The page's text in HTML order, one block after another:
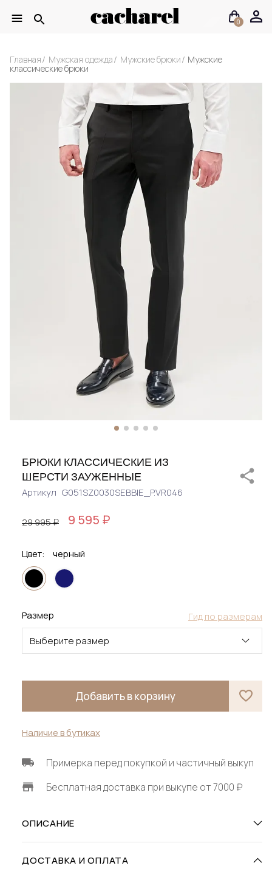
0
Главная Мужская одежда Мужские брюки Мужские
классические брюки
БРЮКИ КЛАССИЧЕСКИЕ ИЗ
ШЕРСТИ ЗАУЖЕННЫЕ
Артикул G051SZ0030SEBBIE_P.VR046
29 995 ₽ 9 595 ₽
Цвет: черный
Гид по размерам
Размер
Выберите размер
Добавить в корзину
Наличие в бутиках
Примерка перед покупкой и частичный выкуп
Бесплатная доставка при выкупе от 7000 ₽
ОПИСАНИЕ
ДОСТАВКА И ОПЛАТА